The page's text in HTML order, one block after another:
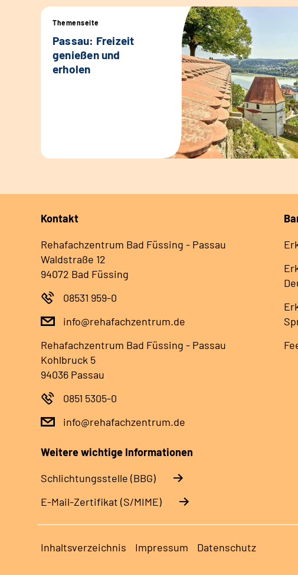
Themenseite
Passau: Freizeit
genießen und
erholen
Kontakt
Rehafachzentrum Bad Füssing - Passau
Waldstraße 12
94072 Bad Füssing
08531 959-0
info@rehafachzentrum.de
Rehafachzentrum Bad Füssing - Passau
Kohlbruck 5
94036 Passau
0851 5305-0
info@rehafachzentrum.de
Weitere wichtige Informationen
Schlichtungsstelle (BBG)
E-Mail-Zertifikat (S/MIME)
Inhaltsverzeichnis Impressum Datenschutz